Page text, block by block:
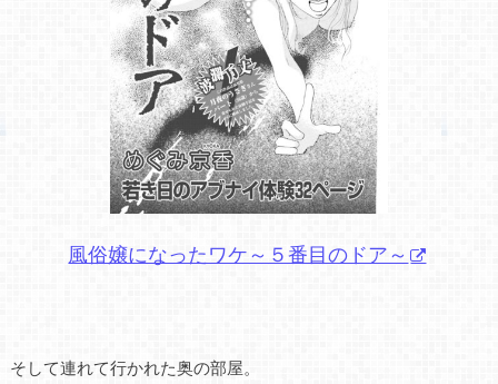
風俗嬢になったワケ～５番目のドア～
そして連れて行かれた奥の部屋。